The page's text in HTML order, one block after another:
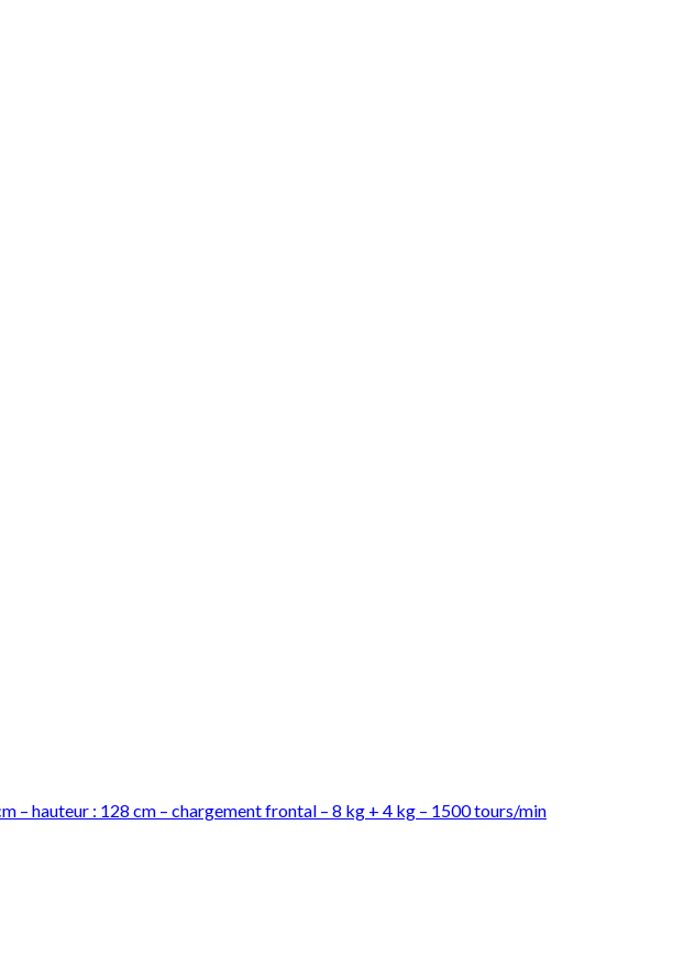
– hauteur : 128 cm – chargement frontal – 8 kg + 4 kg – 1500 tours/min